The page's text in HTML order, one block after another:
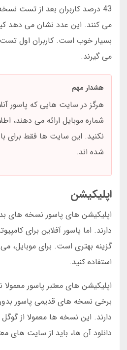
43 درصد کاربران بعد از تست
می کنند. این عدد نشان می دهد
بسیار خوب است. کاربران اول
می گیرند.
هشدار مهم
هرگز در سایت هایی که پاسور
شماره موبایل ارائه می دهند،
نکنید. این سایت ها فقط برای
شده اند.
اپلیکیشن
اپلیکیشن های پاسور نسخه های
دارند. اما پاسور آفلاین برای
گزینه بهتری است. برای موبایل،
استفاده کنید.
اپلیکیشن های معتبر پاسور معمولا
برخی نسخه های قدیمی پاسور
دارند. این نسخه ها معمولا از
دانلود آن ها، باید از سایت های